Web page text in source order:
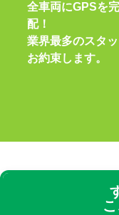
全車両にGPSを
配！
業界最多のスタ
お約束します。